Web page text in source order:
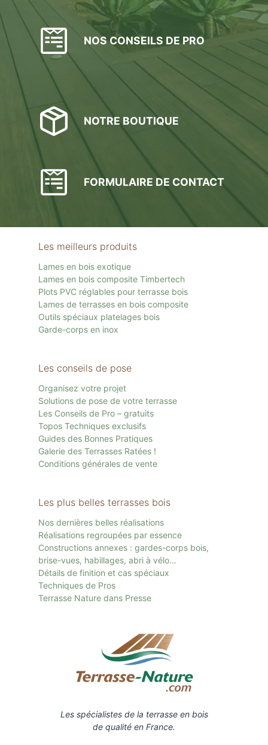
NOS CONSEILS DE PRO
NOTRE BOUTIQUE
FORMULAIRE DE CONTACT
Les meilleurs produits
Lames en bois exotique
Lames en bois composite Timbertech
Plots PVC réglables pour terrasse bois
Lames de terrasses en bois composite
Outils spéciaux platelages bois
Garde-corps en inox
Les conseils de pose
Organisez votre projet
Solutions de pose de votre terrasse
Les Conseils de Pro – gratuits
Topos Techniques exclusifs
Guides des Bonnes Pratiques
Galerie des Terrasses Ratées !
Conditions générales de vente
Les plus belles terrasses bois
Nos dernières belles réalisations
Réalisations regroupées par essence
Constructions annexes : gardes-corps bois,
brise-vues, habillages, abri à vélo…
Détails de finition et cas spéciaux
Techniques de Pros
Terrasse Nature dans Presse
Les spécialistes de la terrasse en bois
de qualité en France.